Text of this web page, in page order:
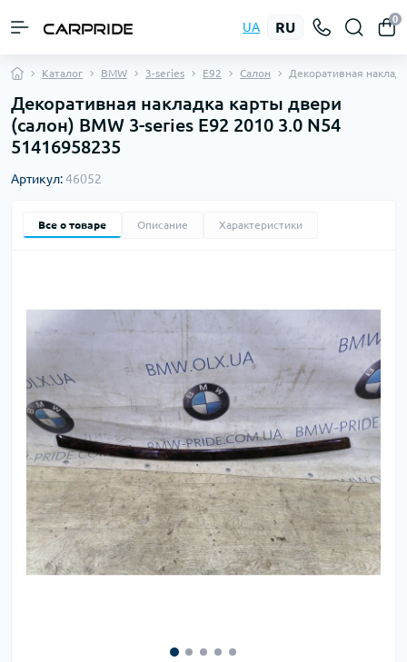
UA RU
0
Каталог BMW 3-series E92 Салон Декоративная
Декоративная накладка карты двери
(салон) BMW 3-series E92 2010 3.0 N54
51416958235
Артикул:46052
Все о товаре Описание Характеристики